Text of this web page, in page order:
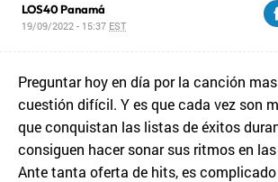
LOS40 Panamá
19/09/2022 - 15:37 EST
Preguntar hoy en día por la canción
cuestión difícil. Y es que cada vez son
que conquistan las listas de éxitos
consiguen hacer sonar sus ritmos en
Ante tanta oferta de hits, es